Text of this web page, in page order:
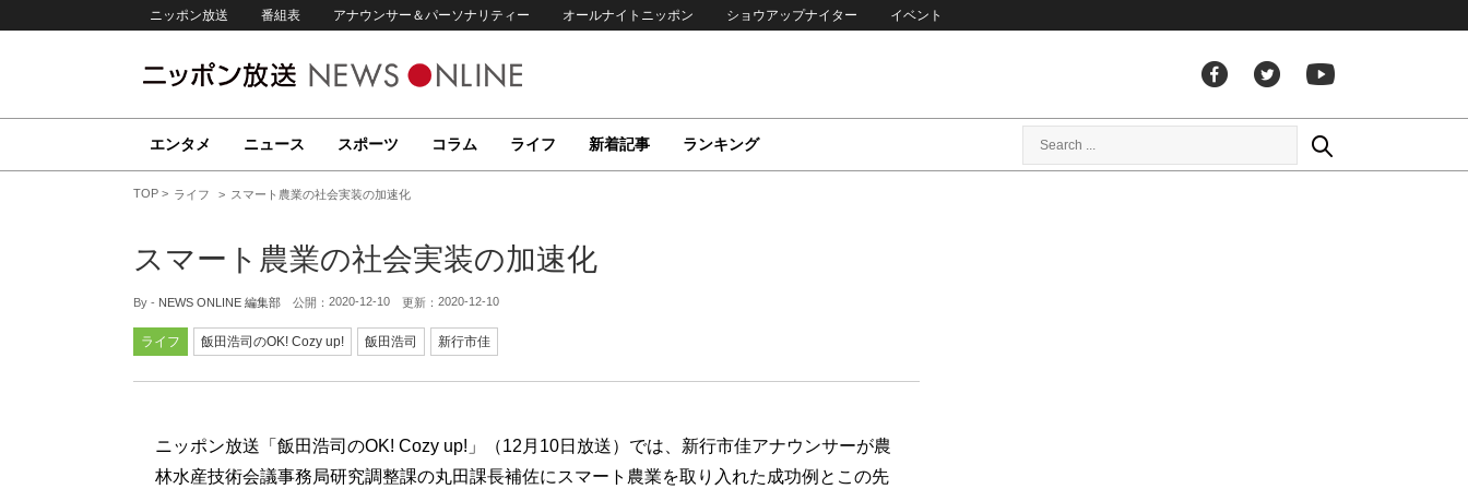
ニッポン放送 番組表 アナウンサー＆パーソナリティー オールナイトニッポン ショウアップナイター イベント
エンタメ ニュース スポーツ コラム ライフ 新着記事 ランキング
TOP ライフ スマート農業の社会実装の加速化
スマート農業の社会実装の加速化
By - NEWS ONLINE 編集部 公開： 2020-12-10 更新： 2020-12-10
ライフ 飯田浩司のOK! Cozy up! 飯田浩司 新行市佳
ニッポン放送「飯田浩司のOK! Cozy up!」（12月10日放送）では、新行市佳アナウンサーが農
林水産技術会議事務局研究調整課の丸田課長補佐にスマート農業を取り入れた成功例とこの先